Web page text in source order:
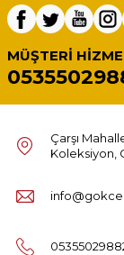
MÜŞTERI
Çarşı
Koleksiyon,